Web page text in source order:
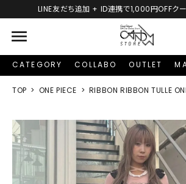
新規会員登録で1,000円分のポイ
menu
CATEGORY COLLABO OUTLET
TOP ONE PIECE RIBBON RIBBON TULLE